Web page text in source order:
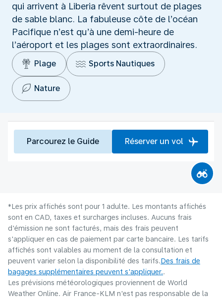
qui arrivent à Liberia rêvent surtout de plages
de sable blanc. La fabuleuse côte de l’océan
Pacifique n’est qu’à une demi-heure de
l’aéroport et les plages sont extraordinaires.
Plage Sports Nautiques
Nature
Parcourez le Guide Réserver un vol
*Les prix affichés sont pour 1 adulte. Les montants affichés
sont en CAD, taxes et surcharges incluses. Aucuns frais
d'émission ne sont facturés, mais des frais peuvent
s'appliquer en cas de paiement par carte bancaire. Les tarifs
affichés sont valables au moment de la consultation et
peuvent varier selon la disponibilité des tarifs.Des frais de
bagages supplémentaires peuvent s'appliquer..
Les prévisions météorologiques proviennent de World
Weather Online. Air France-KLM n'est pas responsable de la